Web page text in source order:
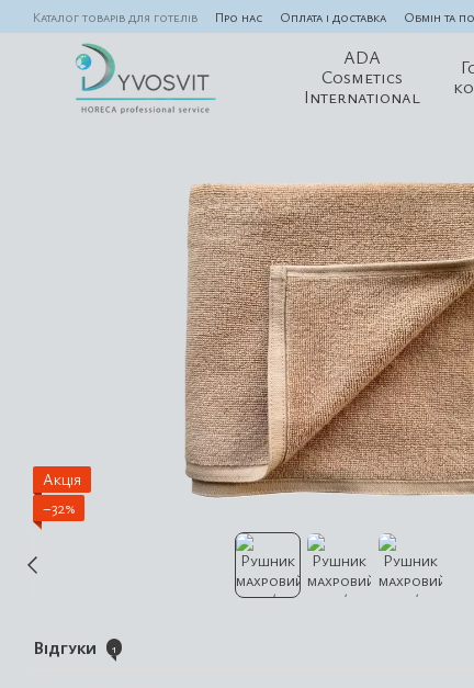
Перейти до основного контенту
Каталог товарів для готелів Про нас Оплата і доставка Обмін та
ADA
Cosmetics
International
Акція
−32%
Відгуки 1